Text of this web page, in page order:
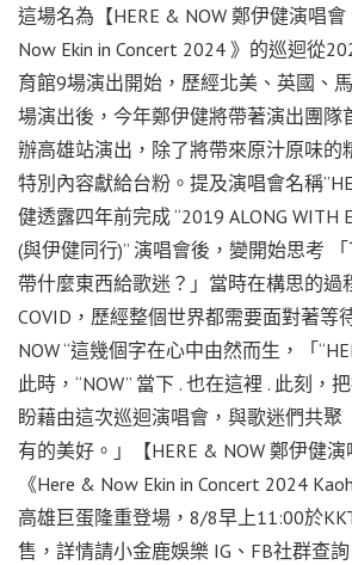
這場名為【HERE & NOW 鄭伊健演唱
Now Ekin in Concert 2024 》的巡迴從
育館9場演出開始，歷經北美、英國、
場演出後，今年鄭伊健將帶著演出團隊
辦高雄站演出，除了將帶來原汁原味的
特別內容獻給台粉。提及演唱會名稱
健透露四年前完成 “2019 ALONG WITH
(與伊健同行)” 演唱會後，變開始思考
帶什麼東西給歌迷？」當時在構思的過
COVID，歷經整個世界都需要面對著等
NOW “這幾個字在心中由然而生，「
此時，“NOW” 當下 . 也在這裡 . 此刻，
盼藉由這次巡迴演唱會，與歌迷們共聚
有的美好。」【HERE & NOW 鄭伊健
《Here & Now Ekin in Concert 2024
高雄巨蛋隆重登場，8/8早上11:00於
售，詳情請小金鹿娛樂 IG、FB社群查詢